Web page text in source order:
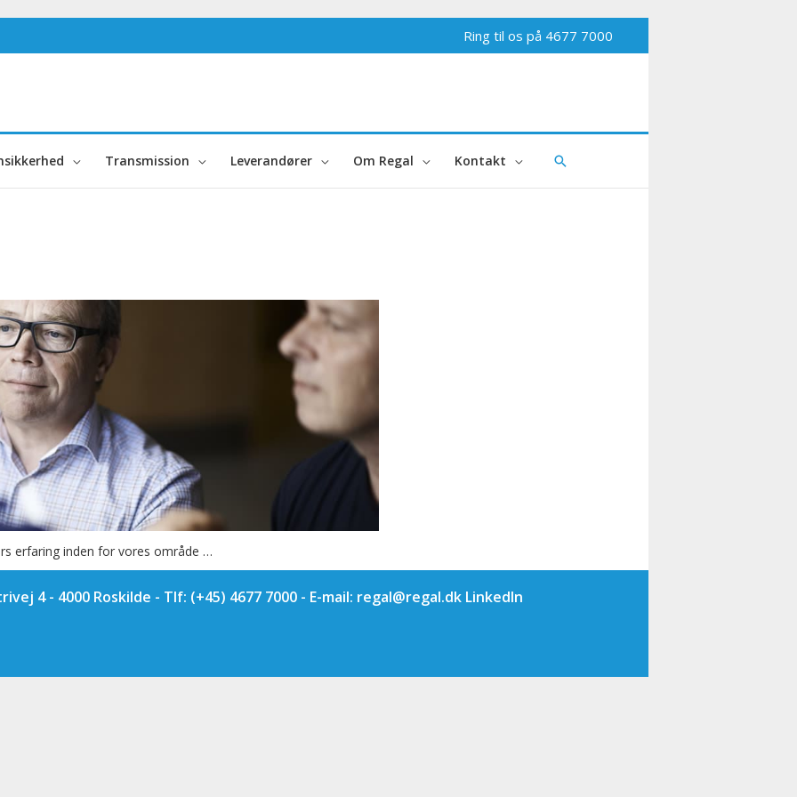
Ring til os på 4677 7000
Transmission Leverandører Om Regal Kontakt Søg
erfaring inden for vores område …
4 - 4000 Roskilde - Tlf: (+45) 4677 7000 - E-mail: regal@regal.dk LinkedIn